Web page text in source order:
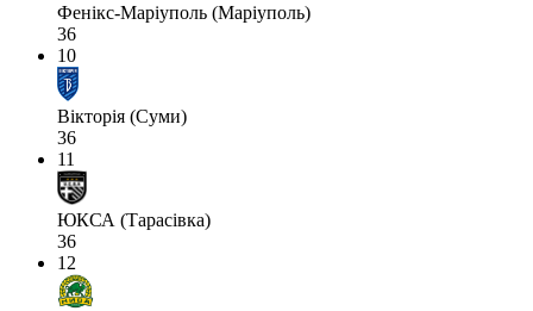
Фенікс-Маріуполь (Маріуполь)
36
10
Вікторія (Суми)
36
11
ЮКСА (Тарасівка)
36
12